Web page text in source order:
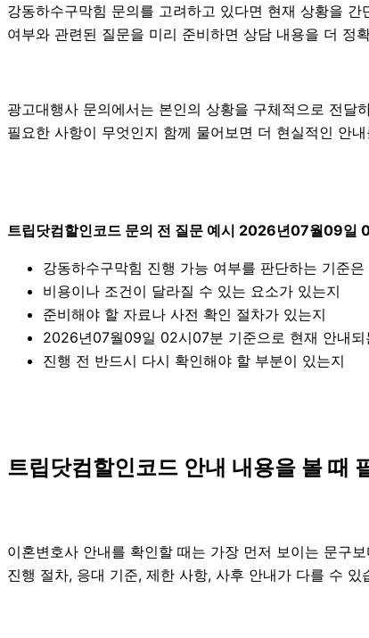
강동하수구막힘 문의를 고려하고 있다면 현재 상황을
여부와 관련된 질문을 미리 준비하면 상담 내용을 더 정
광고대행사 문의에서는 본인의 상황을 구체적으로 전
필요한 사항이 무엇인지 함께 물어보면 더 현실적인 안
트립닷컴할인코드 문의 전 질문 예시 2026년07월09일
강동하수구막힘 진행 가능 여부를 판단하는 기준은
비용이나 조건이 달라질 수 있는 요소가 있는지
준비해야 할 자료나 사전 확인 절차가 있는지
2026년07월09일 02시07분 기준으로 현재 안내되
진행 전 반드시 다시 확인해야 할 부분이 있는지
트립닷컴할인코드 안내 내용을 볼
이혼변호사 안내를 확인할 때는 가장 먼저 보이는 문구
진행 절차, 응대 기준, 제한 사항, 사후 안내가 다를 수